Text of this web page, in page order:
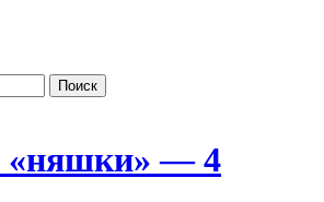
Поиск
«няшки» — 4